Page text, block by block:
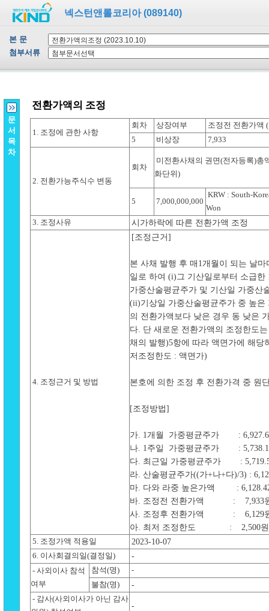
넥스턴앤롤코리아 (089140)
본 문
첨부서류
문
서
목
차